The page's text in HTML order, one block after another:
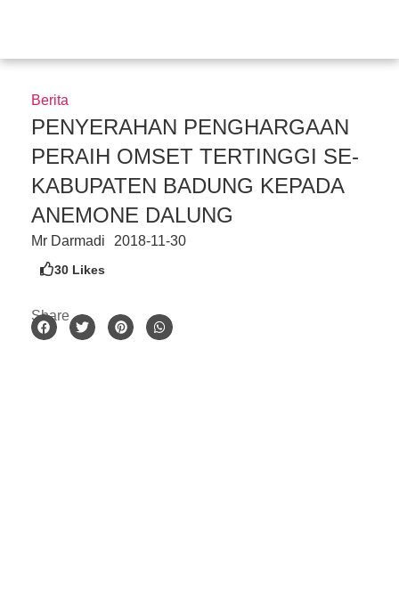
content
Berita
PENYERAHAN PENGHARGAAN
PERAIH OMSET TERTINGGI SE-
KABUPATEN BADUNG KEPADA
ANEMONE DALUNG
Mr Darmadi 2018-11-30
30Likes
Share